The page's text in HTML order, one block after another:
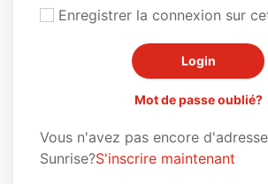
Enregistrer la connexion sur
Mot de passe oublié?
Vous n'avez pas encore
Sunrise?S'inscrire maintenant